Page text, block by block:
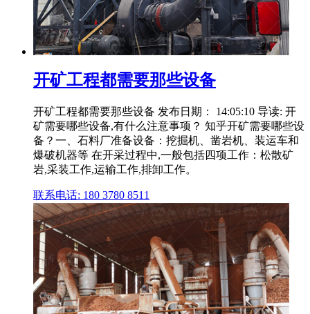
开矿工程都需要那些设备
开矿工程都需要那些设备 发布日期： 14:05:10 导读: 开
矿需要哪些设备,有什么注意事项？ 知乎开矿需要哪些设
备？一、石料厂准备设备：挖掘机、凿岩机、装运车和
爆破机器等 在开采过程中,一般包括四项工作：松散矿
岩,采装工作,运输工作,排卸工作。
联系电话: 180 3780 8511